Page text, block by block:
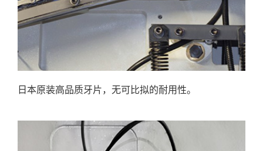
日本原装高品质牙片，无可比拟的耐用性。